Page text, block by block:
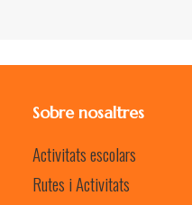
Sobre nosaltres
Activitats escolars
Rutes i Activitats